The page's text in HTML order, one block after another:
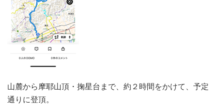
山麓から摩耶山頂・掬星台まで、約２時間をかけて、予定
通りに登頂。